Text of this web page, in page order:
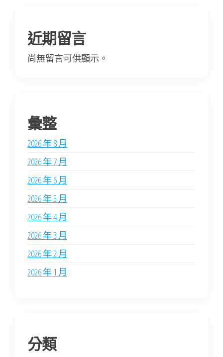
近期留言
尚無留言可供顯示。
彙整
2026 年 8 月
2026 年 7 月
2026 年 6 月
2026 年 5 月
2026 年 4 月
2026 年 3 月
2026 年 2 月
2026 年 1 月
分類